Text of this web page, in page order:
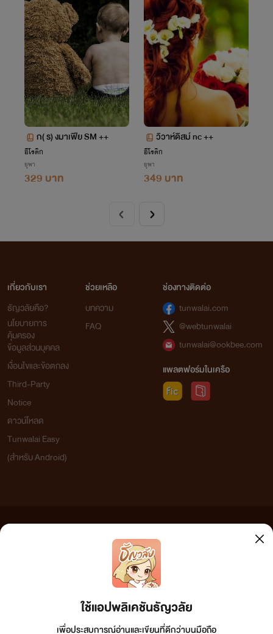
ก( ร) งมาเฟีย SM ++
อีโรติก
ยุพา
329 บาท
วิวาห์ดิสม์ nc ++
อีโรติก
ยุพา
349 บาท
ใช้แอปพลิเคชันธัญวลัย
เพื่อประสบการณ์อ่านและเขียนที่ดีกว่าบนมือถือ
เกี่ยวกับเรา
ธัญวลัยคือ?
นโยบายการ
คุ้มครอง
ข้อมูลส่วนบุคคล
เงื่อนไขและข้อตกลง
Third-Party
Notice
ดาวน์โหลด
Tunwalai Easy
(สำหรับ Android)
ช่วยเหลือ
บทความ
FAQ
ช่องทางติดต่อ
tunwalai.com
@webtunwalai
tunwalai@ookbee.com
แพลตฟอร์มในเครือ
เว็บไซต์แห่งนี้ไม่ได้เห็นด้วยและไม่ขอรับผิดชอบต่อข้อความใดๆ ทั้งสิ้น ดังนั้นผู้อ่านทุกท่านโปรดใช้
วิจารณญาณในการกลั่นกรองด้วยตนเอง และหากท่านพบข้อความใดๆ ที่ขัดต่อกฎหมายและศีลธรรม
กรุณาแจ้งมาที่ tunwalai@ookbee.com เพื่อทีมงานจะได้ดำเนินการในทันที ทั้งนี้ ทางเว็บไซต์ขอสงวน
ลิขสิทธิ์ตามพระราชบัญญัติลิขสิทธิ์ (ฉบับเพิ่มเติม) พ.ศ.2558